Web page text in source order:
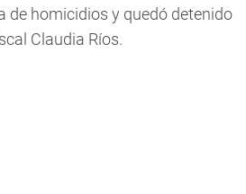
de homicidios y quedó detenido
Claudia Ríos.